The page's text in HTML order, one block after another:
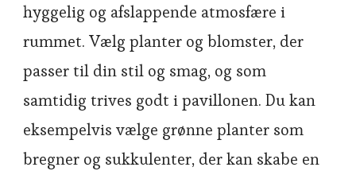
hyggelig og afslappende atmosfære i
rummet. Vælg planter og blomster, der
passer til din stil og smag, og som
samtidig trives godt i pavillonen. Du kan
eksempelvis vælge grønne planter som
bregner og sukkulenter, der kan skabe en